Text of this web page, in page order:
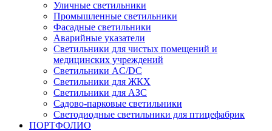
Уличные светильники
Промышленные светильники
Фасадные светильники
Аварийные указатели
Светильники для чистых помещений и
медицинских учреждений
Светильники AC/DC
Светильники для ЖКХ
Светильники для АЗС
Садово-парковые светильники
Светодиодные светильники для птицефабрик
ПОРТФОЛИО